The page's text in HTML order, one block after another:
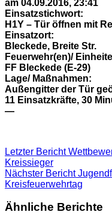
am 04.09.2016, 23:41
Einsatzstichwort:
H1Y – Tür öffnen mit
Einsatzort:
Bleckede, Breite Str.
Feuerwehr(en)/
FF Bleckede (E-29)
Lage/ Maßnahmen:
Außengitter der Tür
11 Einsatzkräfte, 30
—
Letzter Bericht
Kreissieger
Nächster Bericht
Kreisfeuerwehrtag
Ähnliche Berichte